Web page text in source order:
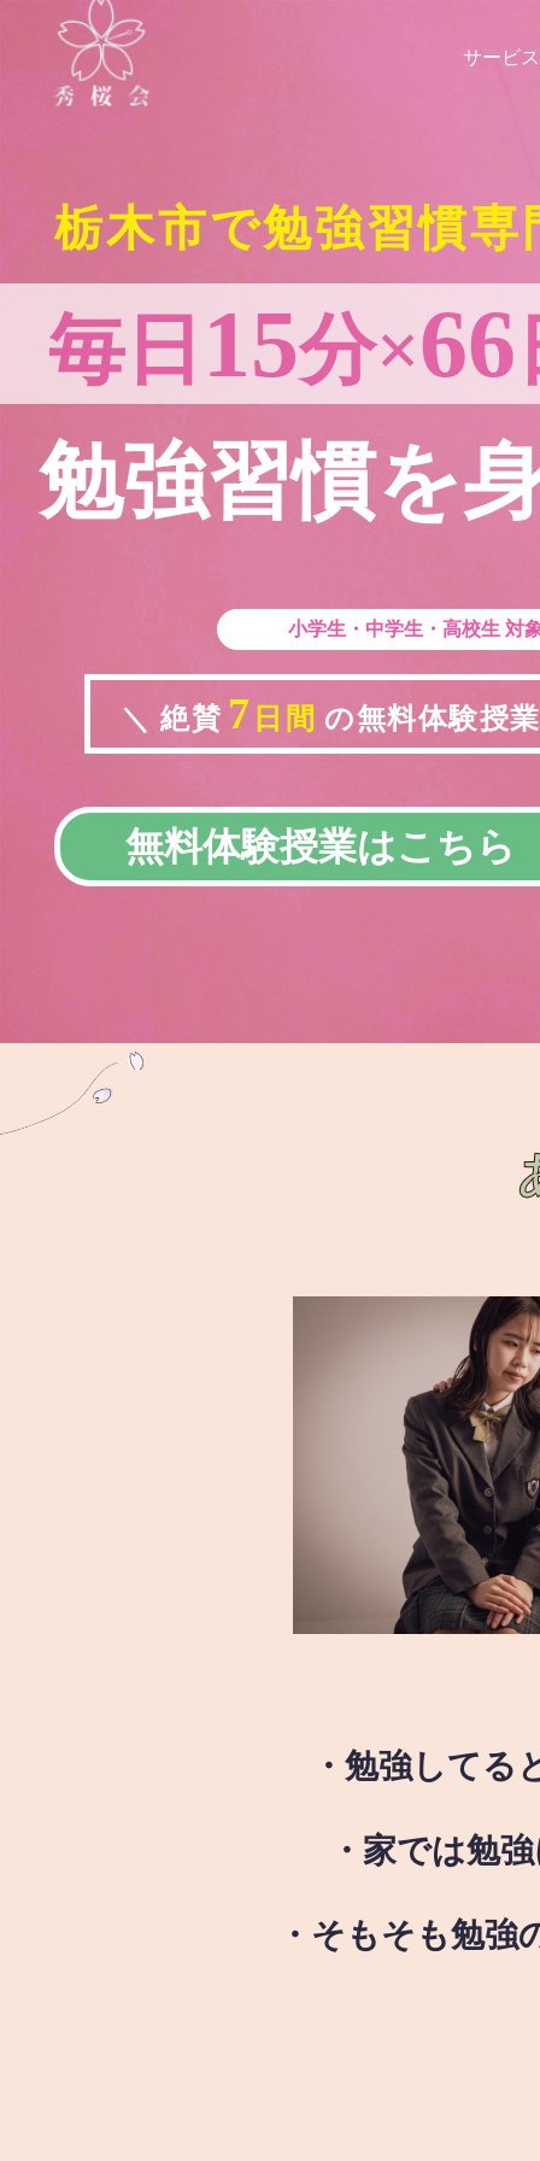
サービス
栃木市で勉強習慣専
毎日 15分×66
勉強習慣を
小学生・中学生・高校生 対
＼ 絶賛 7 日間 の無料体験授
無料体験授業はこちら
・勉強して
・家では勉
・そもそも勉